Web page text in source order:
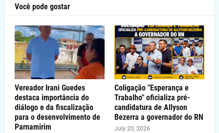
Você pode gostar
Vereador Irani Guedes
destaca importância do
diálogo e da fiscalização
para o desenvolvimento de
Parnamirim
Coligação "Esperança e
Trabalho" oficializa pré-
candidatura de Allyson
Bezerra a governador do RN
July 20, 2026